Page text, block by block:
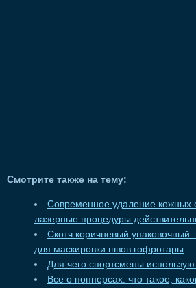
Смотрите также на тему:
Современное удаление кожных
лазерные процедуры
Скотч коричневый
для маскировки швов гофротары
Для чего спортсмены
Все о попперсах: что такое,